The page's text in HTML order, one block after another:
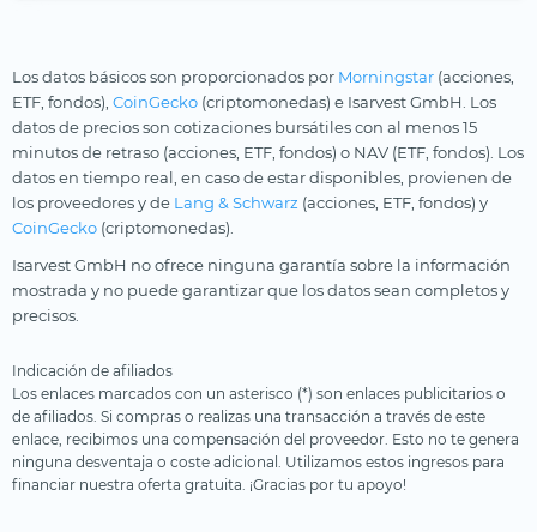
Los datos básicos son proporcionados por Morningstar (acciones,
ETF, fondos), CoinGecko (criptomonedas) e Isarvest GmbH. Los
datos de precios son cotizaciones bursátiles con al menos 15
minutos de retraso (acciones, ETF, fondos) o NAV (ETF, fondos). Los
datos en tiempo real, en caso de estar disponibles, provienen de
los proveedores y de Lang & Schwarz (acciones, ETF, fondos) y
CoinGecko (criptomonedas).
Isarvest GmbH no ofrece ninguna garantía sobre la información
mostrada y no puede garantizar que los datos sean completos y
precisos.
Indicación de afiliados
Los enlaces marcados con un asterisco (*) son enlaces publicitarios o
de afiliados. Si compras o realizas una transacción a través de este
enlace, recibimos una compensación del proveedor. Esto no te genera
ninguna desventaja o coste adicional. Utilizamos estos ingresos para
financiar nuestra oferta gratuita. ¡Gracias por tu apoyo!